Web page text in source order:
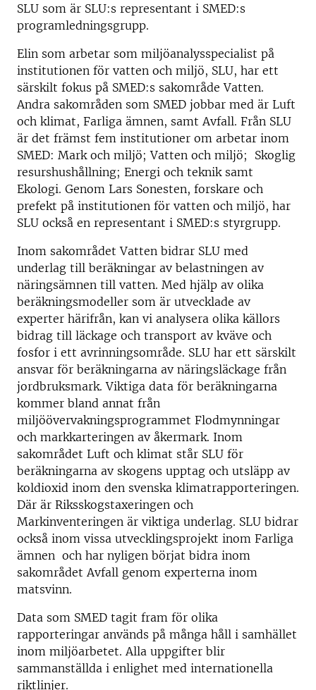
SLU som är SLU:s representant i SMED:s
programledningsgrupp.
Elin som arbetar som miljöanalysspecialist på
institutionen för vatten och miljö, SLU, har ett
särskilt fokus på SMED:s sakområde Vatten.
Andra sakområden som SMED jobbar med är Luft
och klimat, Farliga ämnen, samt Avfall. Från SLU
är det främst fem institutioner om arbetar inom
SMED: Mark och miljö; Vatten och miljö; Skoglig
resurshushållning; Energi och teknik samt
Ekologi. Genom Lars Sonesten, forskare och
prefekt på institutionen för vatten och miljö, har
SLU också en representant i SMED:s styrgrupp.
Inom sakområdet Vatten bidrar SLU med
underlag till beräkningar av belastningen av
näringsämnen till vatten. Med hjälp av olika
beräkningsmodeller som är utvecklade av
experter härifrån, kan vi analysera olika källors
bidrag till läckage och transport av kväve och
fosfor i ett avrinningsområde. SLU har ett särskilt
ansvar för beräkningarna av näringsläckage från
jordbruksmark. Viktiga data för beräkningarna
kommer bland annat från
miljöövervakningsprogrammet Flodmynningar
och markkarteringen av åkermark. Inom
sakområdet Luft och klimat står SLU för
beräkningarna av skogens upptag och utsläpp av
koldioxid inom den svenska klimatrapporteringen.
Där är Riksskogstaxeringen och
Markinventeringen är viktiga underlag. SLU bidrar
också inom vissa utvecklingsprojekt inom Farliga
ämnen och har nyligen börjat bidra inom
sakområdet Avfall genom experterna inom
matsvinn.
Data som SMED tagit fram för olika
rapporteringar används på många håll i samhället
inom miljöarbetet. Alla uppgifter blir
sammanställda i enlighet med internationella
riktlinjer.